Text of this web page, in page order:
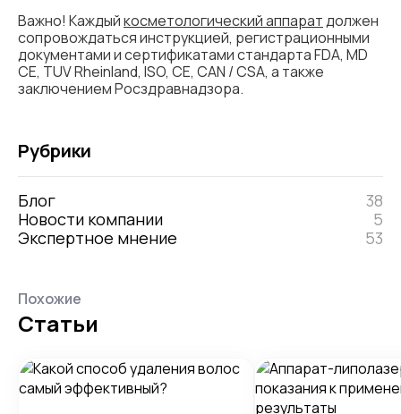
Важно! Каждыйкосметологический аппаратдолжен
сопровождаться инструкцией, регистрационными
документами и сертификатами стандарта FDA, MD
CE, TUV Rheinland, ISO, CE, CAN / CSA, а также
заключением Росздравнадзора.
Похожие
Статьи
Рубрики
Блог
38
Новости компании
5
Экспертное мнение
53